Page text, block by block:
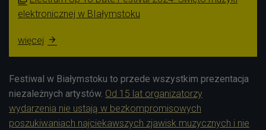
elektronicznej w BIałymstoku
więcej 
Festiwal w Białymstoku to przede wszystkim prezentacja
niezależnych artystów. Od 15 lat organizatorzy
wydarzenia nie ustają w bezkompromisowych
poszukiwaniach najciekawszych zjawisk muzycznych i nie